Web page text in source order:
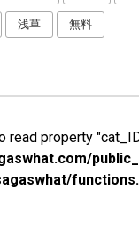
浅草 無料
read property